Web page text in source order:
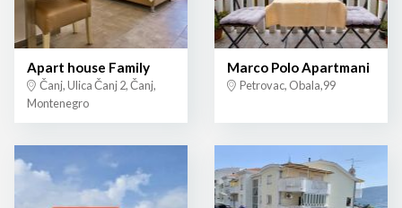
Apart house Family
Čanj, Ulica Čanj 2, Čanj,
Montenegro
Marco Polo Apartmani
Petrovac, Obala,99